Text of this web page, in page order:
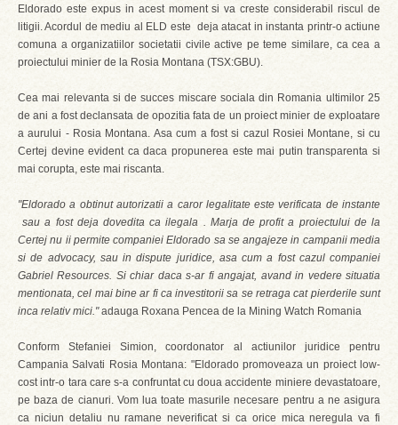
Eldorado este expus in acest moment si va creste considerabil riscul de
litigii. Acordul de mediu al ELD este deja atacat in instanta printr-o actiune
comuna a organizatiilor societatii civile active pe teme similare, ca cea a
proiectului minier de la Rosia Montana (TSX:GBU).
Cea mai relevanta si de succes miscare sociala din Romania ultimilor 25
de ani a fost declansata de opozitia fata de un proiect minier de exploatare
a aurului - Rosia Montana. Asa cum a fost si cazul Rosiei Montane, si cu
Certej devine evident ca daca propunerea este mai putin transparenta si
mai corupta, este mai riscanta.
"Eldorado a obtinut autorizatii a caror legalitate este verificata de instante
sau a fost deja dovedita ca ilegala . Marja de profit a proiectului de la
Certej nu ii permite companiei Eldorado sa se angajeze in campanii media
si de advocacy, sau in dispute juridice, asa cum a fost cazul companiei
Gabriel Resources. Si chiar daca s-ar fi angajat, avand in vedere situatia
mentionata, cel mai bine ar fi ca investitorii sa se retraga cat pierderile sunt
inca relativ mici."adauga Roxana Pencea de la Mining Watch Romania
Conform Stefaniei Simion, coordonator al actiunilor juridice pentru
Campania Salvati Rosia Montana: "Eldorado promoveaza un proiect low-
cost intr-o tara care s-a confruntat cu doua accidente miniere devastatoare,
pe baza de cianuri. Vom lua toate masurile necesare pentru a ne asigura
ca niciun detaliu nu ramane neverificat si ca orice mica neregula va fi